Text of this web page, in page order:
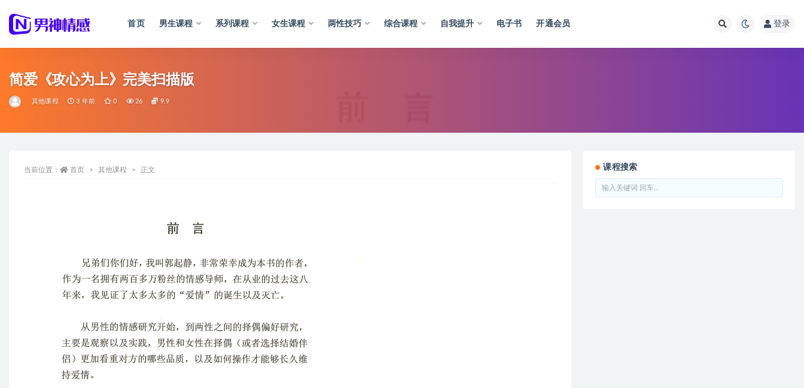
首页 男生课程 系列课程 女生课程 两性技巧 综合课程 自我提升 电子书 开通会员 登录
简爱《攻心为上》完美扫描版
其他课程 3 年前 0 26 9.9
当前位置： 首页 其他课程 正文 课程搜索